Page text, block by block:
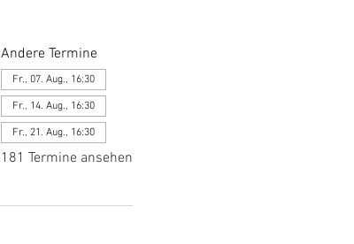
Andere Termine
Fr., 07. Aug., 16:30
Fr., 14. Aug., 16:30
Fr., 21. Aug., 16:30
181 Termine ansehen